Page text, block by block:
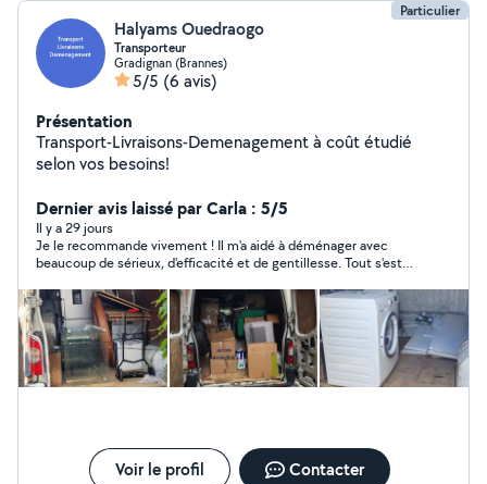
Particulier
Halyams Ouedraogo
Transporteur
Gradignan (Brannes)
5/5 (6 avis)
Présentation
Transport-Livraisons-Demenagement à coût étudié
selon vos besoins!
Dernier avis laissé par Carla : 5/5
Il y a 29 jours
Je le recommande vivement ! Il m'a aidé à déménager avec
beaucoup de sérieux, d'efficacité et de gentillesse. Tout s'est
professionnalisme. Je referai appel à ses services sans la
moindre hésitation et je la recommande à toute personne qui
recherche quelqu'un de fiable. Merci encore pour votre aide
précieuse !
Voir le profil Contacter